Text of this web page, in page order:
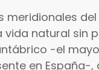
meridionales
vida natural sin
-el
en España-